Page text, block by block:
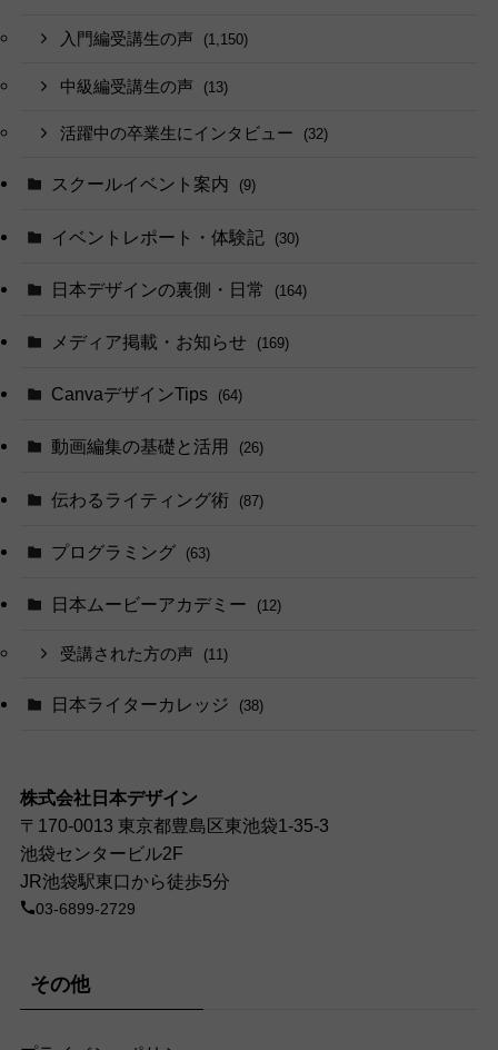
入門編受講生の声 (1,150)
中級編受講生の声 (13)
活躍中の卒業生にインタビュー (32)
スクールイベント案内 (9)
イベントレポート・体験記 (30)
日本デザインの裏側・日常 (164)
メディア掲載・お知らせ (169)
CanvaデザインTips (64)
動画編集の基礎と活用 (26)
伝わるライティング術 (87)
プログラミング (63)
日本ムービーアカデミー (12)
受講された方の声 (11)
日本ライターカレッジ (38)
株式会社日本デザイン
〒170-0013 東京都豊島区東池袋1-35-3
池袋センタービル2F
JR池袋駅東口から徒歩5分
03-6899-2729
その他